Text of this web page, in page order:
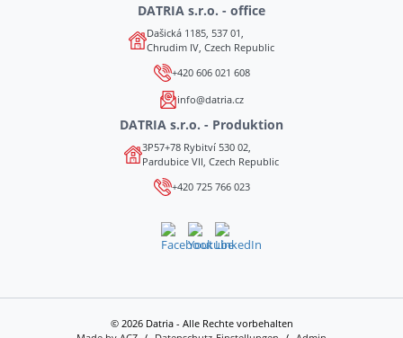
DATRIA s.r.o. - office
Dašická 1185, 537 01,
Chrudim IV, Czech Republic
+420 606 021 608
info@datria.cz
DATRIA s.r.o. - Produktion
3P57+78 Rybitví 530 02,
Pardubice VII, Czech Republic
+420 725 766 023
© 2026 Datria - Alle Rechte vorbehalten